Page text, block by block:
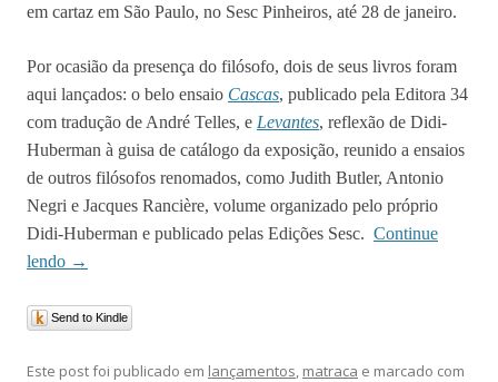
em cartaz em São Paulo, no Sesc Pinheiros, até 28 de janeiro.
Por ocasião da presença do filósofo, dois de seus livros foram
aqui lançados: o belo ensaio Cascas, publicado pela Editora 34
com tradução de André Telles, e Levantes, reflexão de Didi-
Huberman à guisa de catálogo da exposição, reunido a ensaios
de outros filósofos renomados, como Judith Butler, Antonio
Negri e Jacques Rancière, volume organizado pelo próprio
Didi-Huberman e publicado pelas Edições Sesc. Continue
lendo →
Send to Kindle
Este post foi publicado em lançamentos, matraca e marcado com